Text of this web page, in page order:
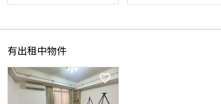
有出租中物件